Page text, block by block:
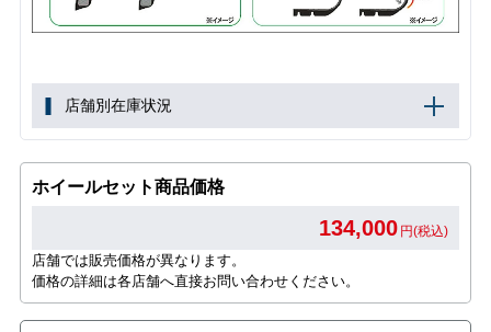
店舗別在庫状況
ホイールセット商品価格
134,000 円(税込)
店舗では販売価格が異なります。
価格の詳細は各店舗へ直接お問い合わせください。